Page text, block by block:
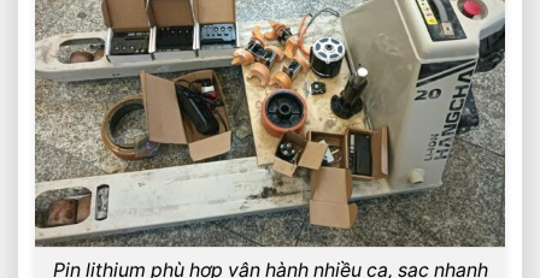
Pin lithium phù hợp vận hành nhiều ca, sạc nhanh